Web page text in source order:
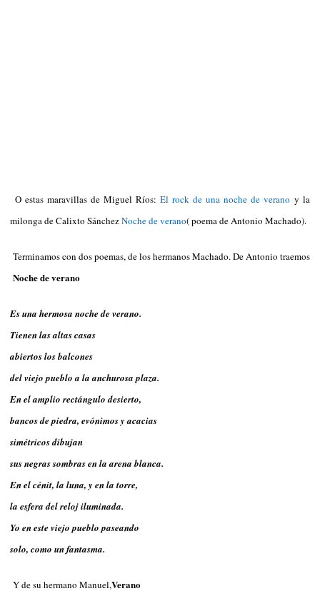
O estas maravillas de Miguel Ríos: El rock de una noche de verano y la
milonga de Calixto SánchezNoche de verano( poema de Antonio Machado).
Terminamos con dos poemas, de los hermanos Machado. De Antonio traemos
Noche de verano
Es una hermosa noche de verano.
Tienen las altas casas
abiertos los balcones
del viejo pueblo a la anchurosa plaza.
En el amplio rectángulo desierto,
bancos de piedra, evónimos y acacias
simétricos dibujan
sus negras sombras en la arena blanca.
En el cénit, la luna, y en la torre,
la esfera del reloj iluminada.
Yo en este viejo pueblo paseando
solo, como un fantasma.
Y de su hermano Manuel,Verano